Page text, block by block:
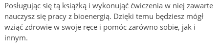
Posługując się tą książką i wykonująć ćwiczenia w niej zawarte
nauczysz się pracy z bioenergią. Dzięki temu będziesz mógł
wziąć zdrowie w swoje ręce i pomóc zarówno sobie, jak i
innym.